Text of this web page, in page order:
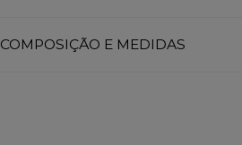
COMPOSIÇÃO E MEDIDAS